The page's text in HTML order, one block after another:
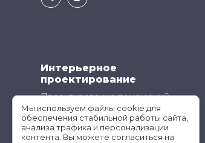
Интерьерное
проектирование
Проектирование помещений
Проектирование кухонь
Мы используем файлы cookie для
обеспечения стабильной работы сайта,
анализа трафика и персонализации
контента. Вы можете согласиться на